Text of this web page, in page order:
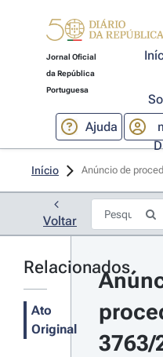
Jornal Oficial
da República
Portuguesa
Ajuda
Início Anúncio de
Voltar
Relacionados
Ato
Original
3763/